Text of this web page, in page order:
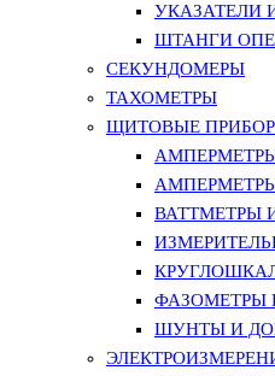
УКАЗАТЕЛИ
ШТАНГИ
СЕКУНДОМЕРЫ
ТАХОМЕТРЫ
ЩИТОВЫЕ
ВАТТМЕТРЫ
ФАЗОМЕТРЫ
ШУНТЫ И